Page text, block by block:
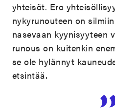
yhteisöt. Ero
nykyrunouteen on
nasevaan kyynisyyteen
runous on kuitenkin
se ole hylännyt
etsintää.